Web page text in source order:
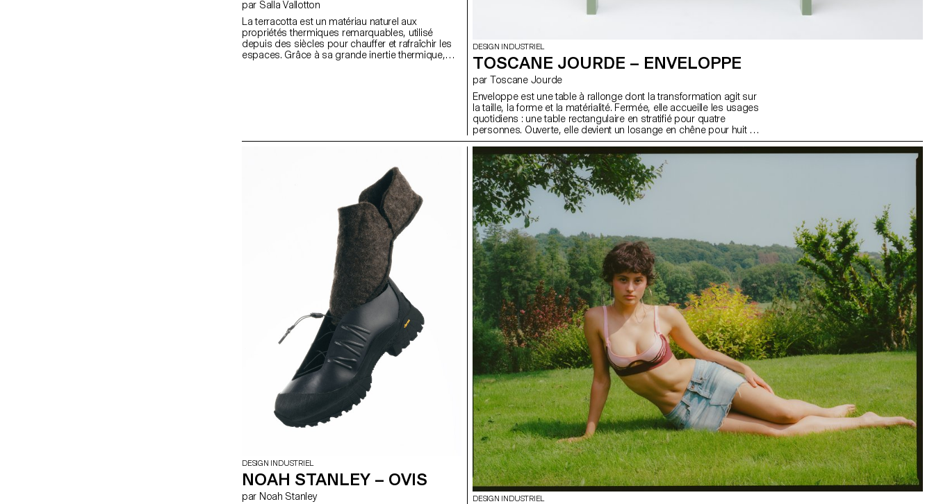
par Salla Vallotton
La terracotta est un matériau naturel aux
propriétés thermiques remarquables, utilisé
depuis des siècles pour chauffer et rafraîchir les
espaces. Grâce à sa grande inertie thermique,
actif toute l’année.
DESIGN INDUSTRIEL
TOSCANE JOURDE – ENVELOPPE
par Toscane Jourde
Enveloppe est une table à rallonge dont la transformation agit sur
la taille, la forme et la matérialité. Fermée, elle accueille les usages
quotidiens : une table rectangulaire en stratifié pour quatre
personnes. Ouverte, elle devient un losange en chêne pour huit à
dix convives. Ce projet prolonge une réflexion engagée dans le
travail de mémoire du designer sur le collectif : comme valeur du
quotidien et comme condition de création. Enveloppe interroge
aussi l’économie d’espace et la manière dont un meuble peut
façonner nos interactions sociales.
DESIGN INDUSTRIEL
NOAH STANLEY – OVIS
par Noah Stanley
DESIGN INDUSTRIEL